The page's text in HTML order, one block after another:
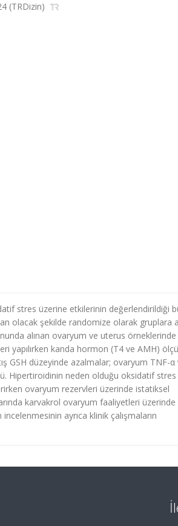
(TRDizin)
stres üzerine etkilerinin değerlendirildiği
olacak şekilde randomize olarak gruplara
alınan ovaryum ve uterus örneklerinde
yapılırken kanda hormon (T4 ve AMH)
GSH düzeyinde azalmalar; ovaryum TNF-α
Hipertiroidinin neden olduğu oksidatif stres
ovaryum rezervleri üzerinde istatiksel
karvakrol ovaryum faaliyetleri üzerinde
ayrıca klinik çalışmaların